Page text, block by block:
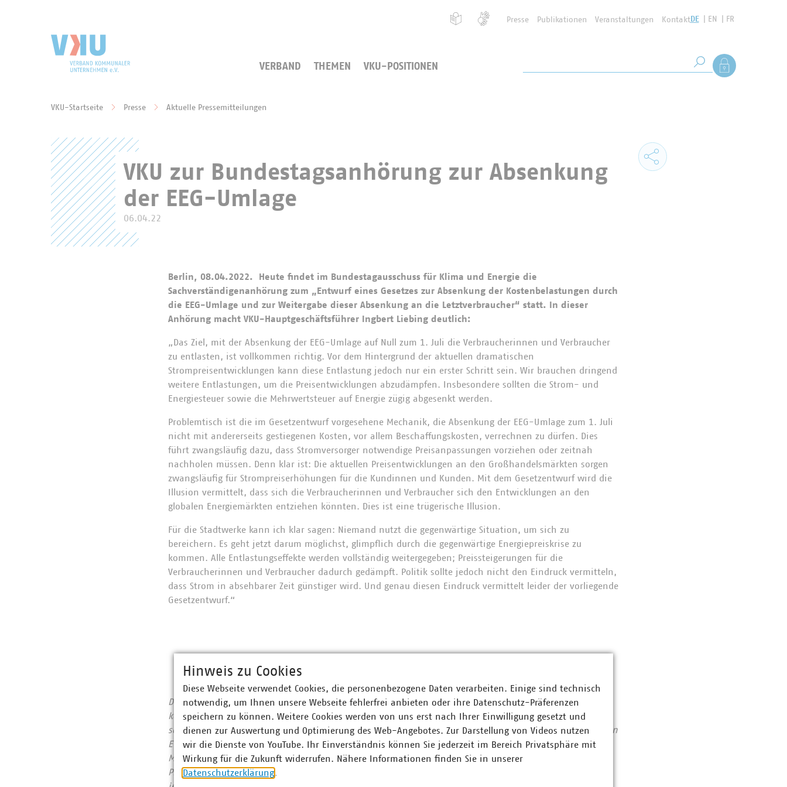
Presse Publikationen Veranstaltungen KontaktDE EN FR
VERBAND THEMEN VKU-POSITIONEN Suche starten
Als Mitglied
VKU-Startseite Presse Aktuelle Pressemitteilungen
VKU zur Bundestagsanhörung zur Absenkung
der EEG-Umlage
06.04.22
Berlin, 08.04.2022. Heute findet im Bundestagausschuss für Klima und Energie die
Sachverständigenanhörung zum „Entwurf eines Gesetzes zur Absenkung der Kostenbelastungen durch
die EEG-Umlage und zur Weitergabe dieser Absenkung an die Letztverbraucher“ statt. In dieser
Anhörung macht VKU-Hauptgeschäftsführer Ingbert Liebing deutlich:
„Das Ziel, mit der Absenkung der EEG-Umlage auf Null zum 1. Juli die Verbraucherinnen und Verbraucher
zu entlasten, ist vollkommen richtig. Vor dem Hintergrund der aktuellen dramatischen
Strompreisentwicklungen kann diese Entlastung jedoch nur ein erster Schritt sein. Wir brauchen dringend
weitere Entlastungen, um die Preisentwicklungen abzudämpfen. Insbesondere sollten die Strom- und
Energiesteuer sowie die Mehrwertsteuer auf Energie zügig abgesenkt werden.
Problemtisch ist die im Gesetzentwurf vorgesehene Mechanik, die Absenkung der EEG-Umlage zum 1. Juli
nicht mit andererseits gestiegenen Kosten, vor allem Beschaffungskosten, verrechnen zu dürfen. Dies
führt zwangsläufig dazu, dass Stromversorger notwendige Preisanpassungen vorziehen oder zeitnah
nachholen müssen. Denn klar ist: Die aktuellen Preisentwicklungen an den Großhandelsmärkten sorgen
zwangsläufig für Strompreiserhöhungen für die Kundinnen und Kunden. Mit dem Gesetzentwurf wird die
Illusion vermittelt, dass sich die Verbraucherinnen und Verbraucher sich den Entwicklungen an den
globalen Energiemärkten entziehen könnten. Dies ist eine trügerische Illusion.
Für die Stadtwerke kann ich klar sagen: Niemand nutzt die gegenwärtige Situation, um sich zu
bereichern. Es geht jetzt darum möglichst, glimpflich durch die gegenwärtige Energiepreiskrise zu
kommen. Alle Entlastungseffekte werden vollständig weitergegeben; Preissteigerungen für die
Verbraucherinnen und Verbraucher dadurch gedämpft. Politik sollte jedoch nicht den Eindruck vermitteln,
dass Strom in absehbarer Zeit günstiger wird. Und genau diesen Eindruck vermittelt leider der vorliegende
Gesetzentwurf.“
Der Verband kommunaler Unternehmen e. V. (VKU) vertritt über 1.500 Stadtwerke und
kommunalwirtschaftliche Unternehmen in den Bereichen Energie, Wasser/Abwasser, Abfallwirtschaft
sowie Telekommunikation. Mit rund 283.000 Beschäftigten wurden 2019 Umsatzerlöse von 123 Milliarden
Euro erwirtschaftet und mehr als 13 Milliarden Euro investiert. Im Endkundensegment haben die VKU-
Mitgliedsunternehmen signifikante Marktanteile in zentralen Ver- und Entsorgungsbereichen: Strom 62
Prozent, Gas 67 Prozent, Trinkwasser 91 Prozent, Wärme 79 Prozent, Abwasser 45 Prozent. Sie entsorgen
Hinweis zu Cookies
Diese Webseite verwendet Cookies, die personenbezogene Daten verarbeiten. Einige sind technisch
notwendig, um Ihnen unsere Webseite fehlerfrei anbieten oder ihre Datenschutz-Präferenzen
speichern zu können. Weitere Cookies werden von uns erst nach Ihrer Einwilligung gesetzt und
dienen zur Auswertung und Optimierung des Web-Angebotes. Zur Darstellung von Videos nutzen
wir die Dienste von YouTube. Ihr Einverständnis können Sie jederzeit im Bereich Privatsphäre mit
Wirkung für die Zukunft widerrufen. Nähere Informationen finden Sie in unserer
Datenschutzerklärung.